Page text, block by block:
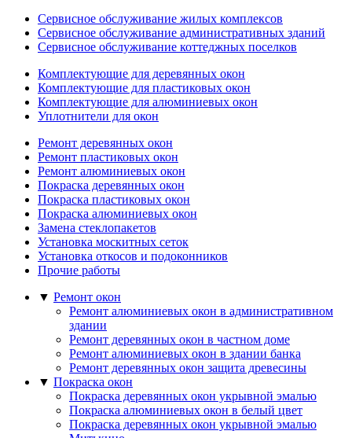
Сервисное обслуживание жилых комплексов
Сервисное обслуживание административных зданий
Сервисное обслуживание коттеджных поселков
Комплектующие для деревянных окон
Комплектующие для пластиковых окон
Комплектующие для алюминиевых окон
Уплотнители для окон
Ремонт деревянных окон
Ремонт пластиковых окон
Ремонт алюминиевых окон
Покраска деревянных окон
Покраска пластиковых окон
Покраска алюминиевых окон
Замена стеклопакетов
Установка москитных сеток
Установка откосов и подоконников
Прочие работы
▼ Ремонт окон
Ремонт алюминиевых окон в административном
здании
Ремонт деревянных окон в частном доме
Ремонт алюминиевых окон в здании банка
Ремонт деревянных окон защита древесины
▼ Покраска окон
Покраска деревянных окон укрывной эмалью
Покраска алюминиевых окон в белый цвет
Покраска деревянных окон укрывной эмалью